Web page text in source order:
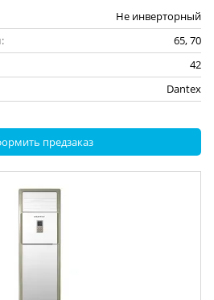
Не инверторный
65, 70
42
Dantex
предзаказ